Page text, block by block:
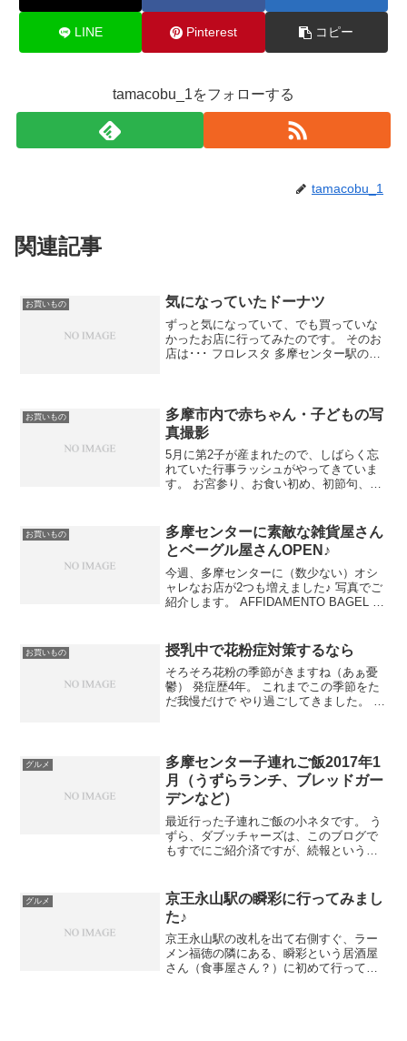
LINE Pinterest コピー
tamacobu_1をフォローする
tamacobu_1
関連記事
お買いもの 気になっていたドーナツ
ずっと気になっていて、でも買っていな
かったお店に行ってみたのです。 そのお
店は･･･ フロレスタ 多摩センター駅の小
お買いもの
多摩市内で赤ちゃん・子どもの写
真撮影
5月に第2子が産まれたので、しばらく忘
れていた行事ラッシュがやってきていま
す。 お宮参り、お食い初め、初節句、一
たいタイミングや回数は違うと思います
が） どこで撮...
お買いもの
多摩センターに素敵な雑貨屋さん
とベーグル屋さんOPEN♪
今週、多摩センターに（数少ない）オシ
ャレなお店が2つも増えました♪ 写真でご
紹介します。 AFFIDAMENTO BAGEL ⇒
ン通り沿いローソン横の2階で...
お買いもの 授乳中で花粉症対策するなら
そろそろ花粉の季節がきますね（あぁ憂
鬱） 発症歴4年。 これまでこの季節をた
だ我慢だけで やり過ごしてきました。 最
し、今年は...
グルメ
多摩センター子連れご飯2017年1
月（うずらランチ、ブレッドガー
デンなど）
最近行った子連れご飯の小ネタです。 う
ずら、ダブッチャーズは、このブログで
もすでにご紹介済ですが、続報というこ
周辺でランチするなら N編（2016/11...
グルメ
京王永山駅の瞬彩に行ってみまし
た♪
京王永山駅の改札を出て右側すぐ、ラー
メン福徳の隣にある、瞬彩という居酒屋
さん（食事屋さん？）に初めて行ってき